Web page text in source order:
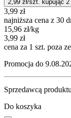
2,99 zł/szt. kupując 2
3,99 zł
najniższa cena z 30
15,96 zł/kg
3,99 zł
cena za 1 szt. poza
Promocja do
Sprzedawcą
Do koszyka